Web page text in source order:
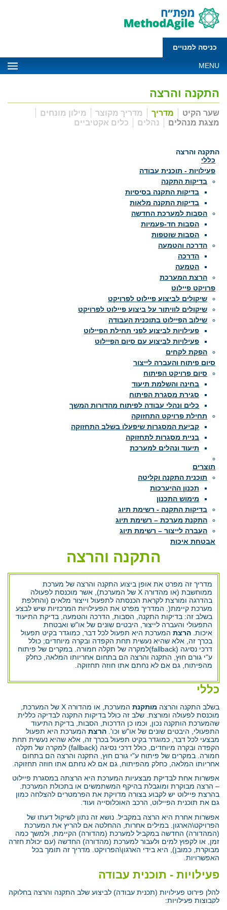
כניסה למנויים
MENU
התקנה והרצה
שער הקיט מדריך מדריך מקוצר
מילון מונחים
מצגת מנהלים
נהלים כלים אקטיביים
התקנה והרצה
כללי
פעילויות - תוכנית עבודה
בדיקות התקנה
בדיקות התקנה בסיסיות
בדיקות התקנה מלאות
הסבות למערכת החדשה
הסבות חד-פעמיות
הסבות שוטפות
הדרכה והטמעה
הדרכה
הטמעה
הרצת המערכת
פרויקט פיילוט
שיקולים לביצוע פיילוט לפרויקט
שיקולים לוויתור על ביצוע פיילוט לפרויקט
שילוב הפיילוט בתוכנית העבודה
פעילויות לביצוע לפני תחילת הפיילוט
פעילויות לביצוע עם סיום הפיילוט
הפקת לקחים
סיום פיתוח והעברה לייצור
סיום פרויקט הפיתוח
בחינה והשלמת תיעוד
סגירת מסגרת הפיתוח
כלים ונהלי עבודה לפיתוח מהדורות המשך
תחילת פרויקט התחזוקה
קביעת המסגרות שיפעלו בשלב התחזוקה
בניית מסגרות לתחזוקה
תיעוד ונהלים למערכת
תוצרים
תוכנית התקנה וקליטה
תכנון ההיערכות
מימוש התכנון
בדיקות התקנה - רשימת תיוג
התקנת מערכת – רשימת תיוג
העברה לייצור – רשימת תיוג
אבטחת איכות
התקנה והרצה
מדריך זה מפרט את אופן ביצוע התקנה והרצה של מערכת
ממוחשבת (או מהדורה X של המערכת), אשר מוכנסת לפעולה
בהדרגה ומורצת לקראת הכנסתה לתפעול וייצור מלאים (והחלפת
מערכת קיימת(. המדריך מפרט את הפעילויות המרכזיות שיש לבצע
בשלב זה: בדיקות התקנה, הסבות, הדרכה והטמעה, בדיקת התיעוד
התפעולי והעברה לייצור, היבטים שונים של או"ש ואבטחת
איכות. הרצת המערכת היא תפעול לכל דבר, כמוגדר בקיט תפעול
בכרך זה, אלא שהיא נעשית תחת הקפדה ובקרה מיוחדים; כולל
דרכי נסיגה (fallback)למקרה של תקלה חמורה. במקרים של פיתוח
ע"י גורם חוץ, התקנה והרצה הם בתחום אחריותו המלאה, כחלק
מהפיתוח, גם אם לא נחתם אתו חוזה תחזוקה.
כללי
בשלב התקנה והרצה מותקנת
המערכת, או מהדורה X של המערכת,
מוכנסת לפעולה ומורצת. שלב זה כולל בדיקות התקנה לבדיקה כללית
שהמערכת הותקנה נכון, וכמו כן הדרכות, הסבות, בדיקת התיעוד
התפעולי, היבטים שונים של או"ש וכו'. הרצת המערכת היא תפעול
מבצעי לכל דבר, כמוגדר בקיט תפעול בכרך זה, אלא שהיא נעשית תחת
הקפדה ובקרה מיוחדים, כולל דרכי נסיגה (fallback) למקרה של תקלה
חמורה. במקרים של פיתוח ע"י גורם חוץ, התקנה והרצה הם בתחום
אחריותו המלאה, כחלק מהפיתוח, גם אם לא נחתם אתו חוזה תחזוקה.
אפשרות אחת לבדיקת מבצעיות המערכת היא הרצתה במסגרת פיילוט
– הרצה מבוקרת ומוגבלת בהיקף המשתמשים או בתכולת המערכת.
בהרצת פיילוט יש לקבוע בצורה מדויקת את הפרמטרים להצלחה כמון
גם את תוכנית הפיילוט, הרכב האוכלוסייה ועוד.
אפשרות אחרת היא הרצה במקביל. נושא זה נתון לשיקול דעתו של
הפרויקט\הארגון. במילים אחרות, ההחלטה אם להריץ את המערכת
(המהדורה) החדשה במקביל למערכת (מהדורה) הקיימת, ולמשך כמה
זמן, או לקפוץ למים ולעבור למערכת (מהדורה) החדשה (עם יכולת חזרה
מבוקרת, כמובן), היא בידי הארגון\הפרויקט. מדריך זה תומך בכל
האפשרויות.
פעילויות - תוכנית עבודה
להלן פירוט פעילויות (תכנית עבודה) לביצוע שלב התקנה והרצה בחלוקה
לקבוצות פעילויות: